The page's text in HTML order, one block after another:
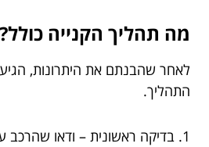
מה תהליך הקנייה כולל?
לאחר שהבנתם את היתרונות,
התהליך.
1. בדיקה ראשונית – ודאו שהרכב